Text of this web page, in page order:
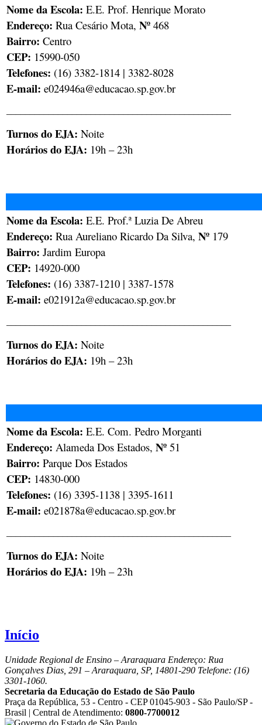
Nome da Escola: E.E. Prof. Henrique Morato
Endereço: Rua Cesário Mota, Nº 468
Bairro: Centro
CEP: ​ 15990-050
Telefones: ​ (16) 3382-1814 | 3382-8028
E-mail: e024946a@educacao.sp.gov.br
Turnos do EJA: Noite
Horários do EJA: 19h – 23h
Nome da Escola: E.E. Prof.ª Luzia De Abreu
Endereço: ​ Rua Aureliano Ricardo Da Silva, Nº 179
Bairro: Jardim Europa
CEP: 14920-000
Telefones: (16) 3387-1210 | 3387-1578
E-mail: e021912a@educacao.sp.gov.br
Turnos do EJA: Noite
Horários do EJA: 19h – 23h
Nome da Escola: E.E. Com. Pedro Morganti
Endereço: ​ Alameda Dos Estados, Nº 51
Bairro: Parque Dos Estados
CEP: 14830-000
Telefones: ​ (16) 3395-1138 | 3395-1611
E-mail: e021878a@educacao.sp.gov.br
Turnos do EJA: Noite
Horários do EJA: 19h – 23h
Início
Unidade Regional de Ensino – Araraquara Endereço: Rua
Gonçalves Dias, 291 – Araraquara, SP, 14801-290 Telefone: (16)
3301-1060.
Secretaria da Educação do Estado de São Paulo
Praça da República, 53 - Centro - CEP 01045-903 - São Paulo/SP -
Brasil | Central de Atendimento: 0800-7700012